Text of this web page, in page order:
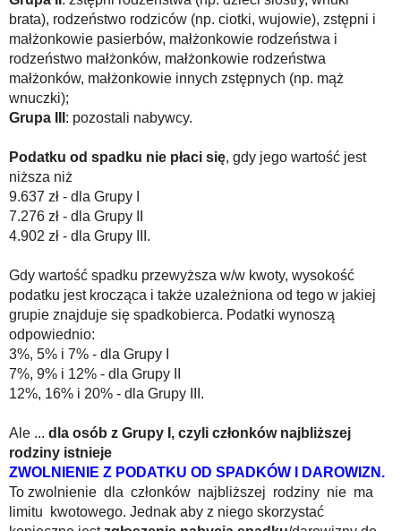
brata), rodzeństwo rodziców (np. ciotki, wujowie), zstępni i
małżonkowie pasierbów, małżonkowie rodzeństwa i
rodzeństwo małżonków, małżonkowie rodzeństwa
małżonków, małżonkowie innych zstępnych (np. mąż
wnuczki);
Grupa III : pozostali nabywcy.
Podatku od spadku nie płaci się, gdy jego wartość jest
niższa niż
9.637 zł - dla Grupy I
7.276 zł - dla Grupy II
4.902 zł - dla Grupy III.
Gdy wartość spadku przewyższa w/w kwoty, wysokość
podatku jest krocząca i także uzależniona od tego w jakiej
grupie znajduje się spadkobierca. Podatki wynoszą
odpowiednio:
3%, 5% i 7% - dla Grupy I
7%, 9% i 12% - dla Grupy II
12%, 16% i 20% - dla Grupy III.
Ale ... dla osób z Grupy I, czyli członków najbliższej
rodziny istnieje
ZWOLNIENIE Z PODATKU OD SPADKÓW I DAROWIZN.
To zwolnienie dla członków najbliższej rodziny nie ma
limitu kwotowego. Jednak aby z niego skorzystać